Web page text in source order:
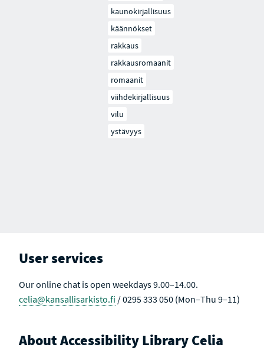
kaunokirjallisuus
käännökset
rakkaus
rakkausromaanit
romaanit
viihdekirjallisuus
vilu
ystävyys
User services
Our online chat is open weekdays 9.00–14.00.
celia@kansallisarkisto.fi / 0295 333 050 (Mon–Thu 9–11)
About Accessibility Library Celia